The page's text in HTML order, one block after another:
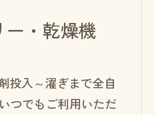
ー・乾燥機
投入～濯ぎまで全自
つでもご利用いただ